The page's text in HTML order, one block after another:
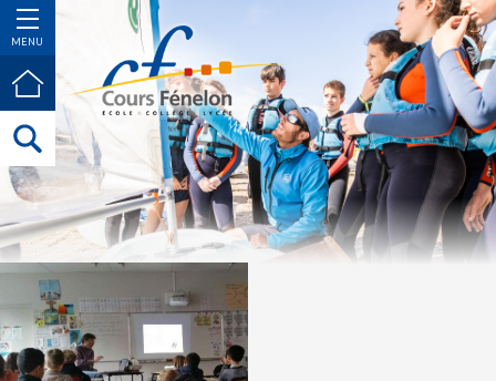
MENU